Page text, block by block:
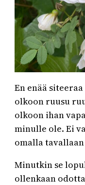
En enää
olkoon ruusu
olkoon ihan
minulle ole. Ei
omalla
Minutkin se
ollenkaan